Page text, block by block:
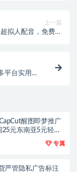
上一篇
拟人配音，免费商
平台实用秘
醒图即梦推广
元东南亚5元轻资
专属
严管隐私广告标注